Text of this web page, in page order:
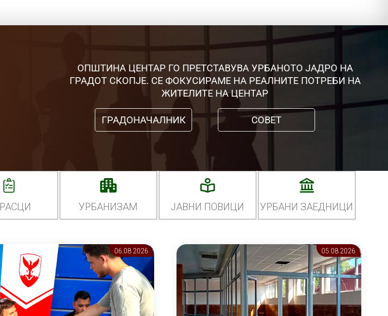
ОПШТИНА ЦЕНТАР ГО ПРЕТСТАВУВА УРБАНОТО ЈАДРО НА
ГРАДОТ СКОПЈЕ. СЕ ФОКУСИРАМЕ НА РЕАЛНИТЕ ПОТРЕБИ НА
ЖИТЕЛИТЕ НА ЦЕНТАР
ГРАДОНАЧАЛНИК СОВЕТ
УРБАНИЗАМ ЈАВНИ ПОВИЦИ УРБАНИ ЗАЕДНИЦИ
06.08 2026 05.08 2026